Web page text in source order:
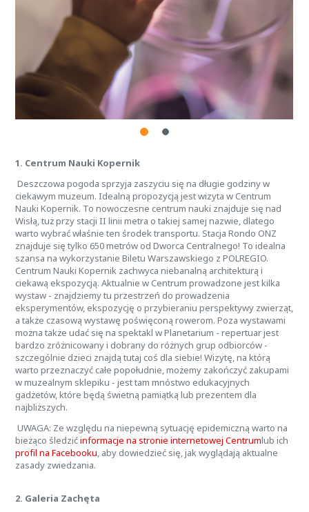
1. Centrum Nauki Kopernik
Deszczowa pogoda sprzyja zaszyciu się na długie godziny w
ciekawym muzeum. Idealną propozycją jest wizyta w Centrum
Nauki Kopernik. To nowoczesne centrum nauki znajduje się nad
Wisłą, tuż przy stacji II linii metra o takiej samej nazwie, dlatego
warto wybrać właśnie ten środek transportu. Stacja Rondo ONZ
znajduje się tylko 650 metrów od Dworca Centralnego! To idealna
szansa na wykorzystanie Biletu Warszawskiego z POLREGIO.
Centrum Nauki Kopernik zachwyca niebanalną architekturą i
ciekawą ekspozycją. Aktualnie w Centrum prowadzone jest kilka
wystaw - znajdziemy tu przestrzeń do prowadzenia
eksperymentów, ekspozycję o przybieraniu perspektywy zwierząt,
a także czasową wystawę poświęconą rowerom. Poza wystawami
można także udać się na spektakl w Planetarium - repertuar jest
bardzo zróżnicowany i dobrany do różnych grup odbiorców -
szczególnie dzieci znajdą tutaj coś dla siebie! Wizytę, na którą
warto przeznaczyć całe popołudnie, możemy zakończyć zakupami
w muzealnym sklepiku - jest tam mnóstwo edukacyjnych
gadżetów, które będą świetną pamiątką lub prezentem dla
najbliższych.
UWAGA: Ze względu na niepewną sytuację epidemiczną warto na
bieżąco śledzićinformacje na stronie internetowej Centrumlub ich
profil na Facebooku, aby dowiedzieć się, jak wyglądają aktualne
zasady zwiedzania.
2. Galeria Zachęta